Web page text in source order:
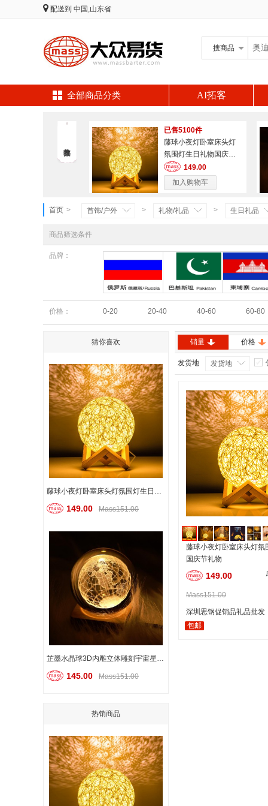
配送到 中国,山东省
搜商品
全部商品分类 AI拓客
已售5100件
藤球小夜灯卧室床头灯
氛围灯生日礼物国庆节
礼物
149.00
加入购物车
首页 > 首饰/户外 > 礼物/礼品 > 生日礼品
商品筛选条件
品牌：
俄罗斯 巴基斯坦
柬埔寨
价格：
0-20 20-40 40-60 60-80
猜你喜欢
藤球小夜灯卧室床头灯氛围灯生日礼物国庆节礼物
149.00 Mass151.00
芷墨水晶球3D内雕立体雕刻宇宙星空系列银河系摆件生日礼物
145.00 Mass151.00
热销商品
销量 价格
发货地 发货地
藤球小夜灯卧室床头灯氛
国庆节礼物
149.00
Mass151.00
深圳思钢促销品礼品批发
包邮